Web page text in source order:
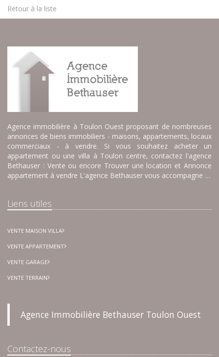
Retour à la liste
Agence immobilière à Toulon Ouest proposant de nombreuses
annonces de biens immobiliers - maisons, appartements, locaux
commerciaux - à vendre. Si vous souhaitez acheter un
appartement ou une villa à Toulon centre, contactez l'agence
Bethauser : Vente ou encore Trouver une location et Annonce
appartement à vendre L'agence Bethauser vous accompagne …
Liens utiles
VENTE MAISON VILLA
VENTE APPARTEMENT
VENTE GARAGE
VENTE TERRAIN
Agence Immobilière Bethauser Toulon Ouest
Contactez-nous